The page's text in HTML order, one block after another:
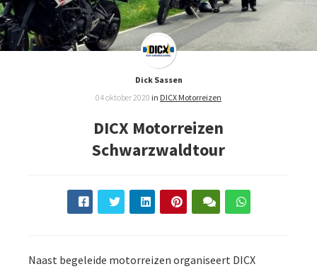
Dick Sassen
04 oktober 2020 in DICX Motorreizen
DICX Motorreizen
Schwarzwaldtour
Naast begeleide motorreizen organiseert DICX